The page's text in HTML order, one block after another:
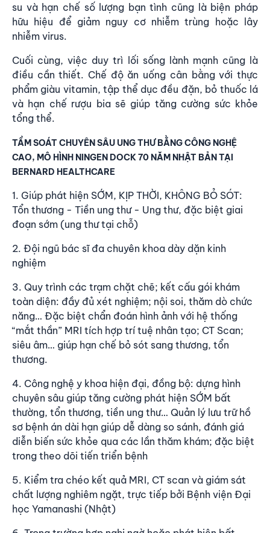
su và hạn chế số lượng bạn tình cũng là biện pháp
hữu hiệu để giảm nguy cơ nhiễm trùng hoặc lây
nhiễm virus.
Cuối cùng, việc duy trì lối sống lành mạnh cũng là
điều cần thiết. Chế độ ăn uống cân bằng với thực
phẩm giàu vitamin, tập thể dục đều đặn, bỏ thuốc lá
và hạn chế rượu bia sẽ giúp tăng cường sức khỏe
tổng thể.
TẦM SOÁT CHUYÊN SÂU UNG THƯ BẰNG CÔNG NGHỆ
CAO, MÔ HÌNH NINGEN DOCK 70 NĂM NHẬT BẢN TẠI
BERNARD HEALTHCARE
1. Giúp phát hiện SỚM, KỊP THỜI, KHÔNG BỎ SÓT:
Tổn thương - Tiền ung thư - Ung thư, đặc biệt giai
đoạn sớm (ung thư tại chỗ)
2. Đội ngũ bác sĩ đa chuyên khoa dày dặn kinh
nghiệm
3. Quy trình các trạm chặt chẽ; kết cấu gói khám
toàn diện: đầy đủ xét nghiệm; nội soi, thăm dò chức
năng… Đặc biệt chẩn đoán hình ảnh với hệ thống
“mắt thần” MRI tích hợp trí tuệ nhân tạo; CT Scan;
siêu âm… giúp hạn chế bỏ sót sang thương, tổn
thương.
4. Công nghệ y khoa hiện đại, đồng bộ: dựng hình
chuyên sâu giúp tăng cường phát hiện SỚM bất
thường, tổn thương, tiền ung thư… Quản lý lưu trữ hồ
sơ bệnh án dài hạn giúp dễ dàng so sánh, đánh giá
diễn biến sức khỏe qua các lần thăm khám; đặc biệt
trong theo dõi tiến triển bệnh
5. Kiểm tra chéo kết quả MRI, CT scan và giám sát
chất lượng nghiêm ngặt, trực tiếp bởi Bệnh viện Đại
học Yamanashi (Nhật)